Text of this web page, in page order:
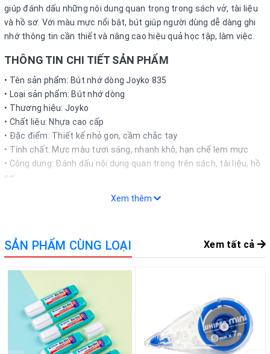
Hướng dẫn thanh toán
Chính sách vận chuyển, Bảo hành, Bảo mật thông tin
Trở về trang chủ
giúp đánh dấu những nội dung quan trọng trong sách vở, tài liệu
và hồ sơ. Với màu mực nổi bật, bút giúp người dùng dễ dàng ghi
nhớ thông tin cần thiết và nâng cao hiệu quả học tập, làm việc.
THÔNG TIN CHI TIẾT SẢN PHẨM
• Tên sản phẩm: Bút nhớ dòng Joyko 835
• Loại sản phẩm: Bút nhớ dòng
• Thương hiệu: Joyko
• Chất liệu: Nhựa cao cấp
• Đặc điểm: Thiết kế nhỏ gọn, cầm chắc tay
• Tính chất: Mực màu tươi sáng, nhanh khô, hạn chế lem mực
• Công dụng: Đánh dấu nội dung quan trọng trên sách, tài liệu, hồ
sơ
• Quy cách: Cây
• Xuất xứ: Indonesia
ƯU ĐIỂM NỔI BẬT
• Màu mực nổi bật, dễ nhận diện thông tin quan trọng
• Mực ra đều, nhanh khô và hạn chế nhòe giấy
• Thiết kế gọn nhẹ, dễ mang theo khi học tập và làm việc
• Đầu bút bền, sử dụng lâu dài
Xem thêm
SẢN PHẨM CÙNG LOẠI Xem tất cả